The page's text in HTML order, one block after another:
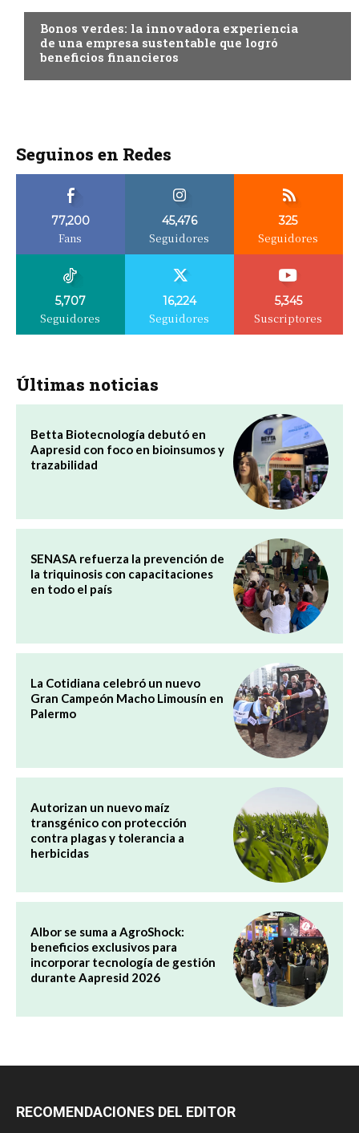
Bonos verdes: la innovadora experiencia
de una empresa sustentable que logró
beneficios financieros
Seguinos en Redes
77,200
Fans
45,476
Seguidores
325
Seguidores
5,707
Seguidores
16,224
Seguidores
5,345
Suscriptores
Últimas noticias
Betta Biotecnología debutó en
Aapresid con foco en bioinsumos y
trazabilidad
SENASA refuerza la prevención de
la triquinosis con capacitaciones
en todo el país
La Cotidiana celebró un nuevo
Gran Campeón Macho Limousín en
Palermo
Autorizan un nuevo maíz
transgénico con protección
contra plagas y tolerancia a
herbicidas
Albor se suma a AgroShock:
beneficios exclusivos para
incorporar tecnología de gestión
durante Aapresid 2026
RECOMENDACIONES DEL EDITOR